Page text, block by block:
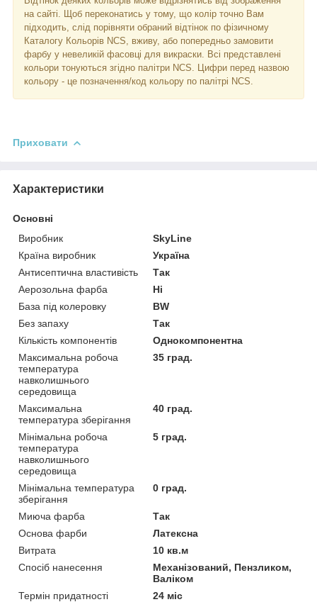
на сайті. Щоб переконатись у тому, що колір точно Вам
підходить, слід порівняти обраний відтінок по фізичному
Каталогу Кольорів NCS, вживу, або попередньо замовити
фарбу у невеликій фасовці для викраски. Всі представлені
кольори тонуються згідно палітри NCS. Цифри перед назвою
кольору - це позначення/код кольору по палітрі NCS.
Приховати
Характеристики
Основні
Виробник
SkyLine
Країна виробник
Україна
Антисептична властивість
Так
Аерозольна фарба
Ні
База під колеровку
BW
Без запаху
Так
Кількість компонентів
Однокомпонентна
Максимальна робоча
температура
навколишнього
середовища
35 град.
Максимальна
температура зберігання
40 град.
Мінімальна робоча
температура
навколишнього
середовища
5 град.
Мінімальна температура
зберігання
0 град.
Миюча фарба
Так
Основа фарби
Латексна
Витрата
10 кв.м
Спосіб нанесення
Механізований, Пензликом,
Валіком
Термін придатності
24 міс